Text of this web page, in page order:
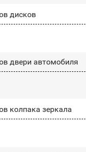
дисков
двери автомобиля
колпака зеркала